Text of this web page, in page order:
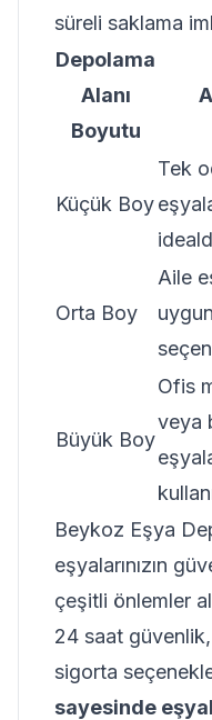
süreli saklama
Depolama
Alanı
Boyutu
Küçük Boy
Tek
Orta Boy
Aile
Büyük Boy
Ofis
veya
Beykoz Eşya
eşyalarınızın
çeşitli önlemler
24 saat
sigorta
sayesinde